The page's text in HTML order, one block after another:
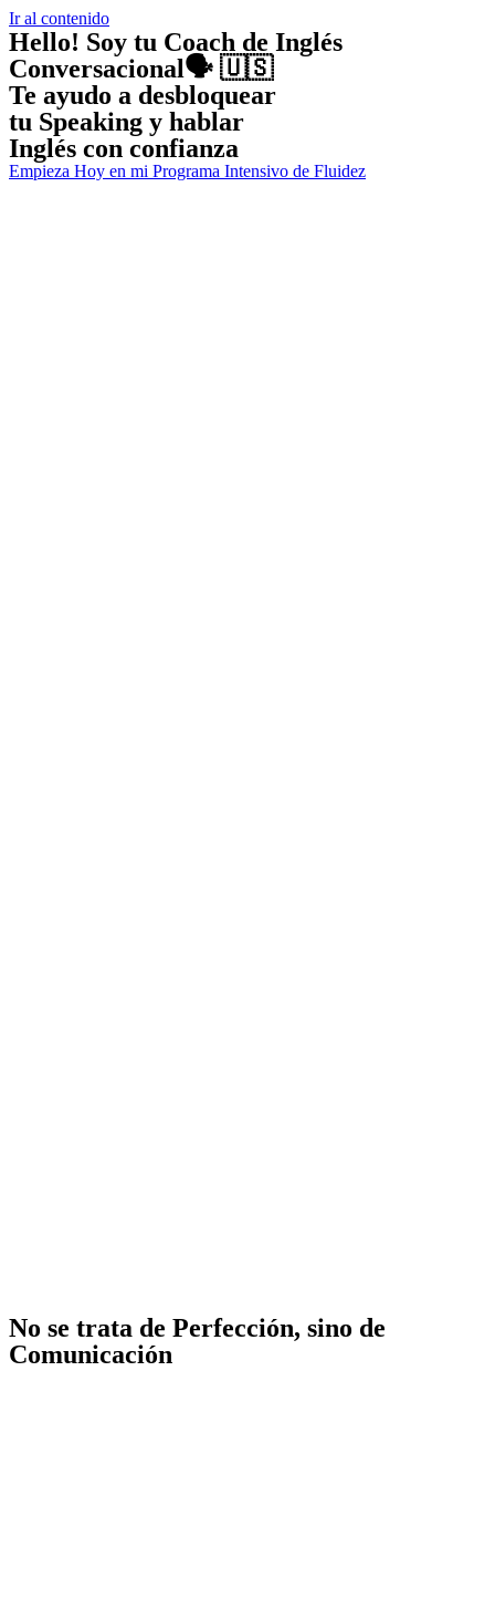
Ir al contenido
Hello! Soy tu Coach de Inglés
Conversacional🗣 🇺🇸
Te ayudo a desbloquear
tu Speaking y hablar
Inglés con confianza
Empieza Hoy en mi Programa Intensivo de Fluidez
No se trata de Perfección, sino de
Comunicación